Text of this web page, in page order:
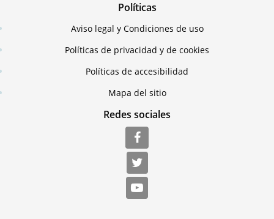
Políticas
Aviso legal y Condiciones de uso
Políticas de privacidad y de cookies
Políticas de accesibilidad
Mapa del sitio
Redes sociales